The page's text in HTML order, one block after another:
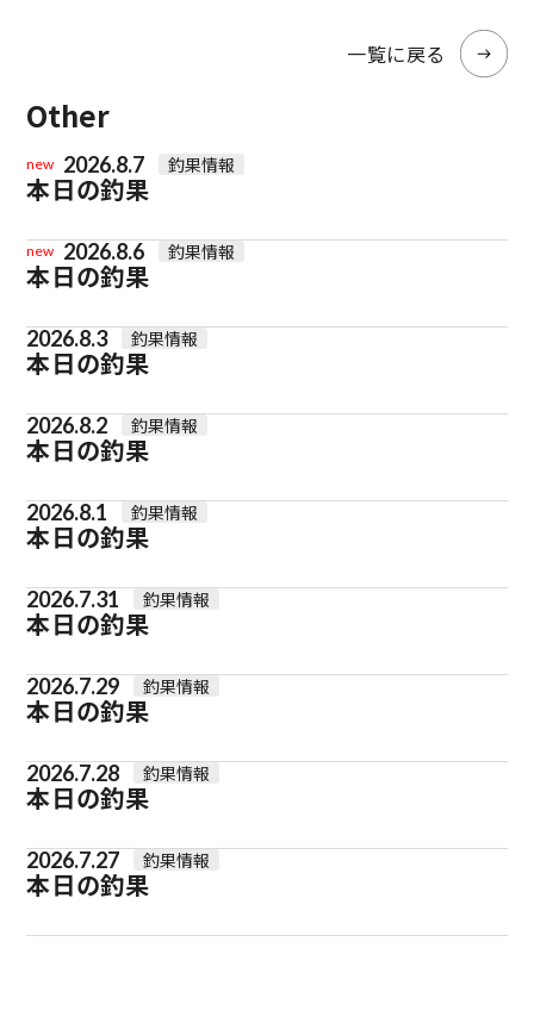
一覧に戻る
Other
new 2026.8.7 釣果情報
本日の釣果
new 2026.8.6 釣果情報
本日の釣果
2026.8.3 釣果情報
本日の釣果
2026.8.2 釣果情報
本日の釣果
2026.8.1 釣果情報
本日の釣果
2026.7.31 釣果情報
本日の釣果
2026.7.29 釣果情報
本日の釣果
2026.7.28 釣果情報
本日の釣果
2026.7.27 釣果情報
本日の釣果